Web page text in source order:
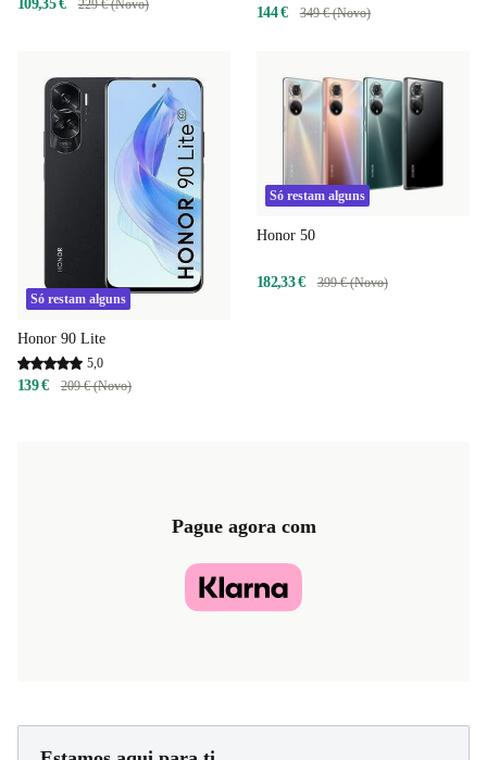
Só restam alguns
Honor 90 Lite
5,0
Só restam alguns
Pague agora com